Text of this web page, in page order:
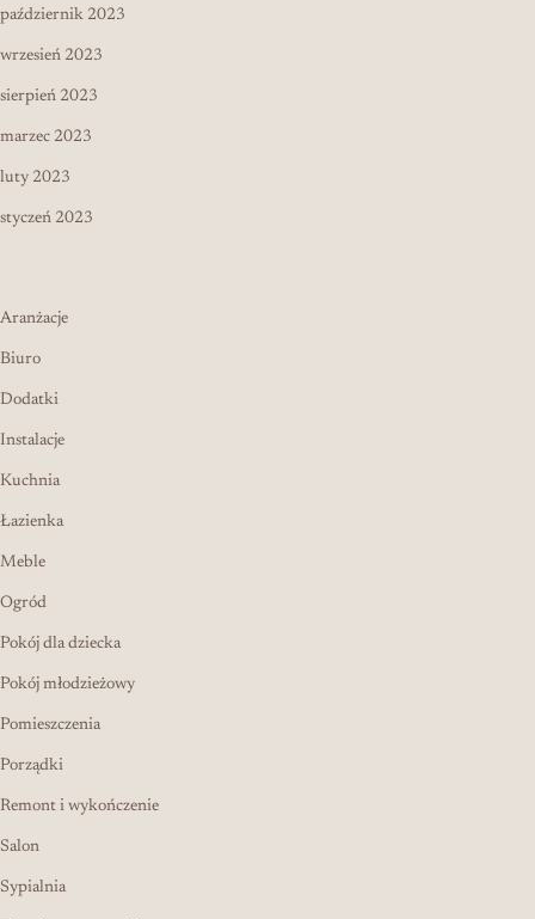
październik 2023
wrzesień 2023
sierpień 2023
marzec 2023
luty 2023
styczeń 2023
Aranżacje
Biuro
Dodatki
Instalacje
Kuchnia
Łazienka
Meble
Ogród
Pokój dla dziecka
Pokój młodzieżowy
Pomieszczenia
Porządki
Remont i wykończenie
Salon
Sypialnia